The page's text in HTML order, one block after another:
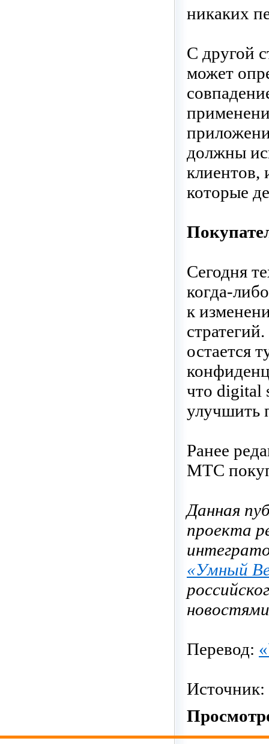
никаких
С другой
может
должны
клиентов,
которые
Сегодня
когда-
к
остается
что digital
улучшить
Ранее
МТС
Данная
проекта
«Умный
Перевод:
Источник: